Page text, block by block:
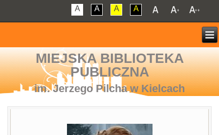
A A A A
MIEJSKA BIBLIOTEKA
PUBLICZNA
im. Jerzego Pilcha w Kielcach